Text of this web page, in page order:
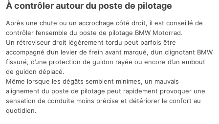
À contrôler autour du poste de pilotage
Après une chute ou un accrochage côté droit, il est conseillé de
contrôler l’ensemble du poste de pilotage BMW Motorrad.
Un rétroviseur droit légèrement tordu peut parfois être
accompagné d’un levier de frein avant marqué, d’un clignotant BMW
fissuré, d’une protection de guidon rayée ou encore d’un embout
de guidon déplacé.
Même lorsque les dégâts semblent minimes, un mauvais
alignement du poste de pilotage peut rapidement provoquer une
sensation de conduite moins précise et détériorer le confort au
quotidien.